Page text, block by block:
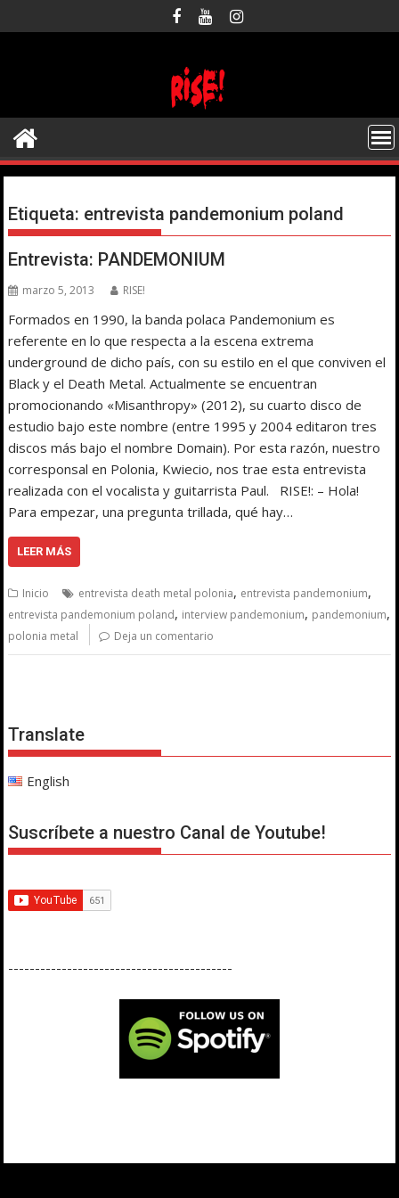
al
Etiqueta: entrevista pandemonium poland
Entrevista: PANDEMONIUM
marzo 5, 2013 RISE!
Formados en 1990, la banda polaca Pandemonium es
referente en lo que respecta a la escena extrema
underground de dicho país, con su estilo en el que conviven el
Black y el Death Metal. Actualmente se encuentran
promocionando «Misanthropy» (2012), su cuarto disco de
estudio bajo este nombre (entre 1995 y 2004 editaron tres
discos más bajo el nombre Domain). Por esta razón, nuestro
corresponsal en Polonia, Kwiecio, nos trae esta entrevista
realizada con el vocalista y guitarrista Paul. RISE!: – Hola!
Para empezar, una pregunta trillada, qué hay…
LEER MÁS
Inicio entrevista death metal polonia, entrevista pandemonium,
entrevista pandemonium poland, interview pandemonium, pandemonium,
polonia metal Deja un comentario
Translate
English
Suscríbete a nuestro Canal de Youtube!
------------------------------------------